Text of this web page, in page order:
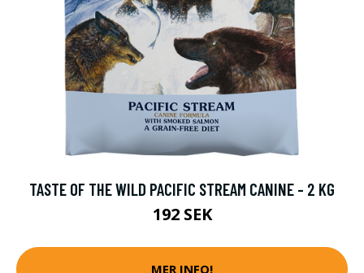
TASTE OF THE WILD PACIFIC STREAM CANINE - 2 KG
192 SEK
MER INFO!